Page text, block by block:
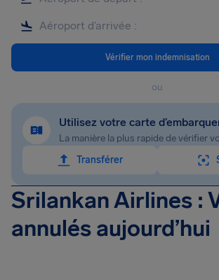
Vérifier mon indemnisation
ou
Utilisez votre carte
La manière la plus rapide de vérifier
Transférer
Srilankan Airlines :
annulés aujourd’hui